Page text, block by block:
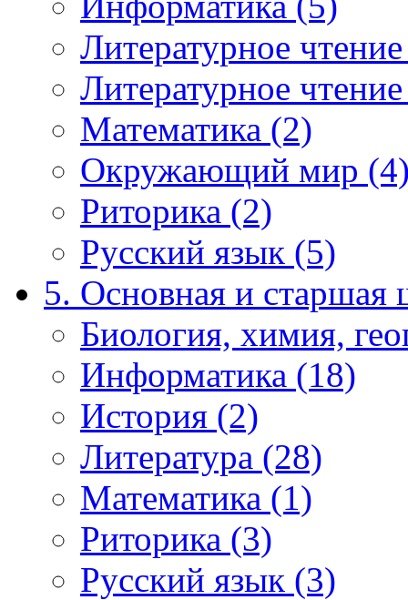
Литературное
Литературное
Математика (2)
Окружающий мир
Риторика (2)
Русский язык (5)
5. Основная и старшая
Биология, химия,
Информатика (18)
История (2)
Литература (28)
Математика (1)
Риторика (3)
Русский язык (3)